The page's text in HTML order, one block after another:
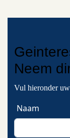
Neem
Vul hieronder
Naam